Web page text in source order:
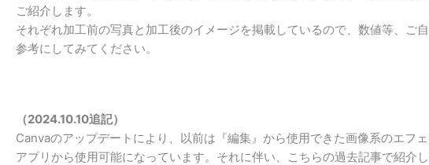
ご紹介します。
それぞれ加工前の写真と加工後のイメージを掲載しているので、数値等、ご
参考にしてみてください。
（2024.10.10追記）
Canvaのアップデートにより、以前は『編集』から使用できた画像系のエフ
アプリから使用可能になっています。それに伴い、こちらの過去記事で紹介